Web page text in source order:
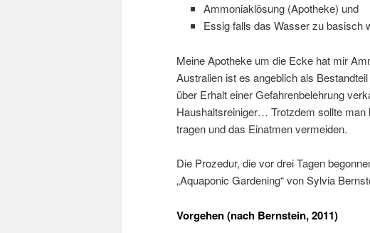
Ammoniaklösung (Apotheke) und
Essig falls das Wasser zu basisch
Meine Apotheke um die Ecke hat mir
Australien ist es angeblich als
über Erhalt einer Gefahrenbelehrung
Haushaltsreiniger… Trotzdem sollte
tragen und das Einatmen vermeiden.
Die Prozedur, die vor drei Tagen
„Aquaponic Gardening“ von Sylvia
Vorgehen (nach Bernstein, 2011)